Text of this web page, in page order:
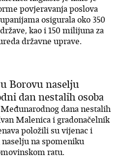
povjeravanja poslova
osigurala oko 350
kao i 150 milijuna za
državne uprave.
Borovu naselju
dan nestalih osoba
dana nestalih
Malenica i gradonačelnik
položili su vijenac i
na spomeniku
ratu.